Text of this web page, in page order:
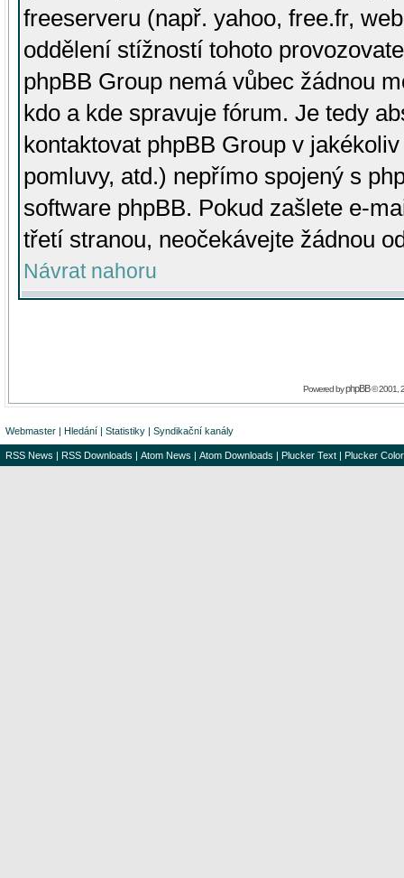
freeserveru (např. yahoo, free.fr,
oddělení stížností tohoto
phpBB Group nemá vůbec žádnou
kdo a kde spravuje fórum. Je tedy
kontaktovat phpBB Group v
pomluvy, atd.) nepřímo spojený s
software phpBB. Pokud zašlete e-
třetí stranou, neočekávejte žádnou
Návrat nahoru
Powered byphpBB© 2001,
Webmaster | Hledání | Statistiky | Syndikační kanály
RSS News | RSS Downloads | Atom News | Atom Downloads | Plucker Text | Plucker Color